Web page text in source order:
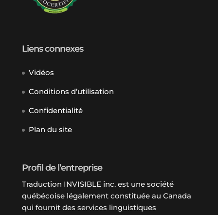
Liens connexes
Vidéos
Conditions d’utilisation
Confidentialité
Plan du site
Profil de l’entreprise
Traduction INVISIBLE inc. est une société
québécoise légalement constituée au Canada
qui fournit des services linguistiques